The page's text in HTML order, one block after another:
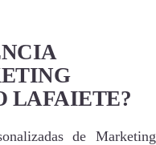
LAFAIETE?
de Marketing